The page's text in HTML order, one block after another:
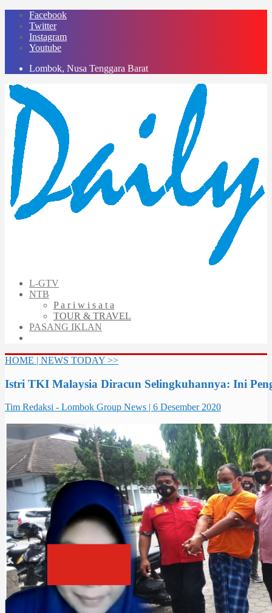
Skip
content
Facebook
Twitter
Instagram
Youtube
Lombok, Nusa Tenggara Barat
L-GTV
NTB
P a r i w i s a t a
TOUR & TRAVEL
PASANG IKLAN
HOME | NEWS TODAY >>
Istri TKI Malaysia Diracun Selingkuhannya: Ini
Tim Redaksi - Lombok Group News | 6 Desember 2020